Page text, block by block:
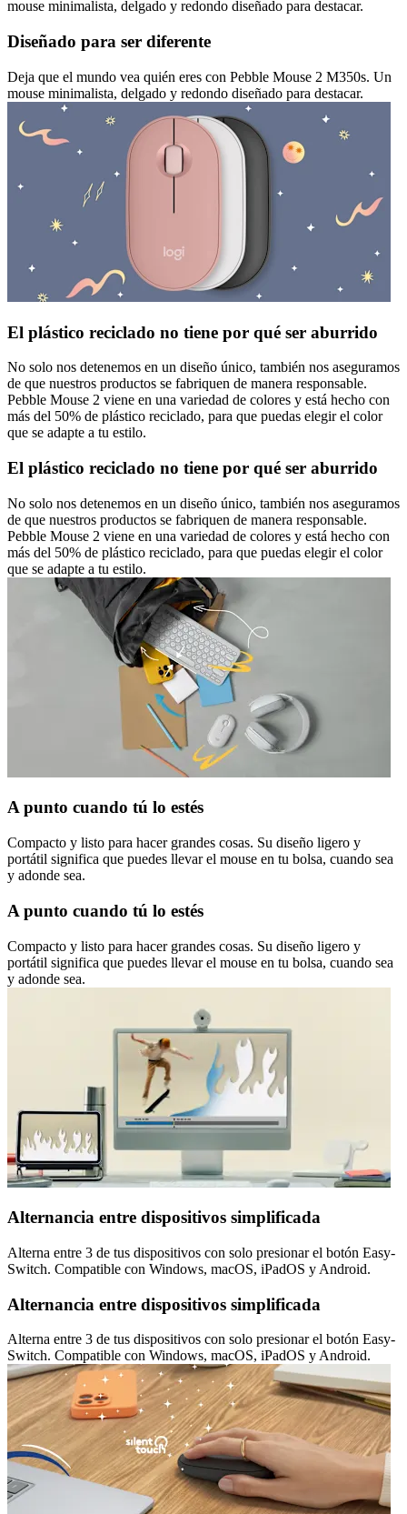
mouse minimalista, delgado y redondo diseñado para destacar.
Diseñado para ser diferente
Deja que el mundo vea quién eres con Pebble Mouse 2 M350s. Un
mouse minimalista, delgado y redondo diseñado para destacar.
El plástico reciclado no tiene por qué ser aburrido
No solo nos detenemos en un diseño único, también nos aseguramos
de que nuestros productos se fabriquen de manera responsable.
Pebble Mouse 2 viene en una variedad de colores y está hecho con
más del 50% de plástico reciclado, para que puedas elegir el color
que se adapte a tu estilo.
El plástico reciclado no tiene por qué ser aburrido
No solo nos detenemos en un diseño único, también nos aseguramos
de que nuestros productos se fabriquen de manera responsable.
Pebble Mouse 2 viene en una variedad de colores y está hecho con
más del 50% de plástico reciclado, para que puedas elegir el color
que se adapte a tu estilo.
A punto cuando tú lo estés
Compacto y listo para hacer grandes cosas. Su diseño ligero y
portátil significa que puedes llevar el mouse en tu bolsa, cuando sea
y adonde sea.
A punto cuando tú lo estés
Compacto y listo para hacer grandes cosas. Su diseño ligero y
portátil significa que puedes llevar el mouse en tu bolsa, cuando sea
y adonde sea.
Alternancia entre dispositivos simplificada
Alterna entre 3 de tus dispositivos con solo presionar el botón Easy-
Switch. Compatible con Windows, macOS, iPadOS y Android.
Alternancia entre dispositivos simplificada
Alterna entre 3 de tus dispositivos con solo presionar el botón Easy-
Switch. Compatible con Windows, macOS, iPadOS y Android.